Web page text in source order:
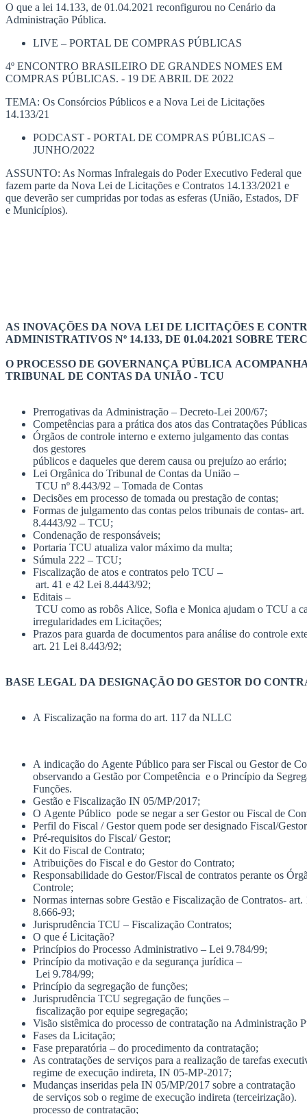
O que a lei 14.133, de 01.04.2021 reconfigurou no Cenário da
Administração Pública.
LIVE – PORTAL DE COMPRAS PÚBLICAS
4º ENCONTRO BRASILEIRO DE GRANDES NOMES EM
COMPRAS PÚBLICAS. - 19 DE ABRIL DE 2022
TEMA: Os Consórcios Públicos e a Nova Lei de Licitações
14.133/21
PODCAST - PORTAL DE COMPRAS PÚBLICAS –
JUNHO/2022
ASSUNTO: As Normas Infralegais do Poder Executivo Federal que
fazem parte da Nova Lei de Licitações e Contratos 14.133/2021 e
que deverão ser cumpridas por todas as esferas (União, Estados, DF
e Municípios).
AS INOVAÇÕES DA NOVA LEI DE LICITAÇÕES E
ADMINISTRATIVOS Nº 14.133, DE 01.04.2021 SOBRE
O PROCESSO DE GOVERNANÇA PÚBLICA AC
TRIBUNAL DE CONTAS DA UNIÃO - TCU
Prerrogativas da Administração – Decreto-Lei 200/67;
Competências para a prática dos atos das Contratações
Órgãos de controle interno e externo julgamento das contas
dos gestores
públicos e daqueles que derem causa ou prejuízo ao erário;
Lei Orgânica do Tribunal de Contas da União –
TCU nº 8.443/92 – Tomada de Contas
Decisões em processo de tomada ou prestação de contas;
Formas de julgamento das contas pelos tribunais de contas- art.
8.4443/92 – TCU;
Condenação de responsáveis;
Portaria TCU atualiza valor máximo da multa;
Súmula 222 – TCU;
Fiscalização de atos e contratos pelo TCU –
art. 41 e 42 Lei 8.4443/92;
Editais –
TCU como as robôs Alice, Sofia e Monica ajudam o TCU a
irregularidades em Licitações;
Prazos para guarda de documentos para análise do controle
art. 21 Lei 8.443/92;
BASE LEGAL DA DESIGNAÇÃO DO GESTOR DO
A Fiscalização na forma do art. 117 da NLLC
A indicação do Agente Público para ser Fiscal ou Gestor de
observando a Gestão por Competência e o Princípio da
Funções.
Gestão e Fiscalização IN 05/MP/2017;
O Agente Público pode se negar a ser Gestor ou Fiscal de
Perfil do Fiscal / Gestor quem pode ser designado Fiscal/Gestor
Pré-requisitos do Fiscal/ Gestor;
Kit do Fiscal de Contrato;
Atribuições do Fiscal e do Gestor do Contrato;
Responsabilidade do Gestor/Fiscal de contratos perante os
Controle;
Normas internas sobre Gestão e Fiscalização de Contratos- art.
8.666-93;
Jurisprudência TCU – Fiscalização Contratos;
O que é Licitação?
Princípios do Processo Administrativo – Lei 9.784/99;
Princípio da motivação e da segurança jurídica –
Lei 9.784/99;
Princípio da segregação de funções;
Jurisprudência TCU segregação de funções –
fiscalização por equipe segregação;
Visão sistêmica do processo de contratação na Administração
Fases da Licitação;
Fase preparatória – do procedimento da contratação;
As contratações de serviços para a realização de tarefas
regime de execução indireta, IN 05-MP-2017;
Mudanças inseridas pela IN 05/MP/2017 sobre a contratação
de serviços sob o regime de execução indireta (terceirização).
processo de contratação;